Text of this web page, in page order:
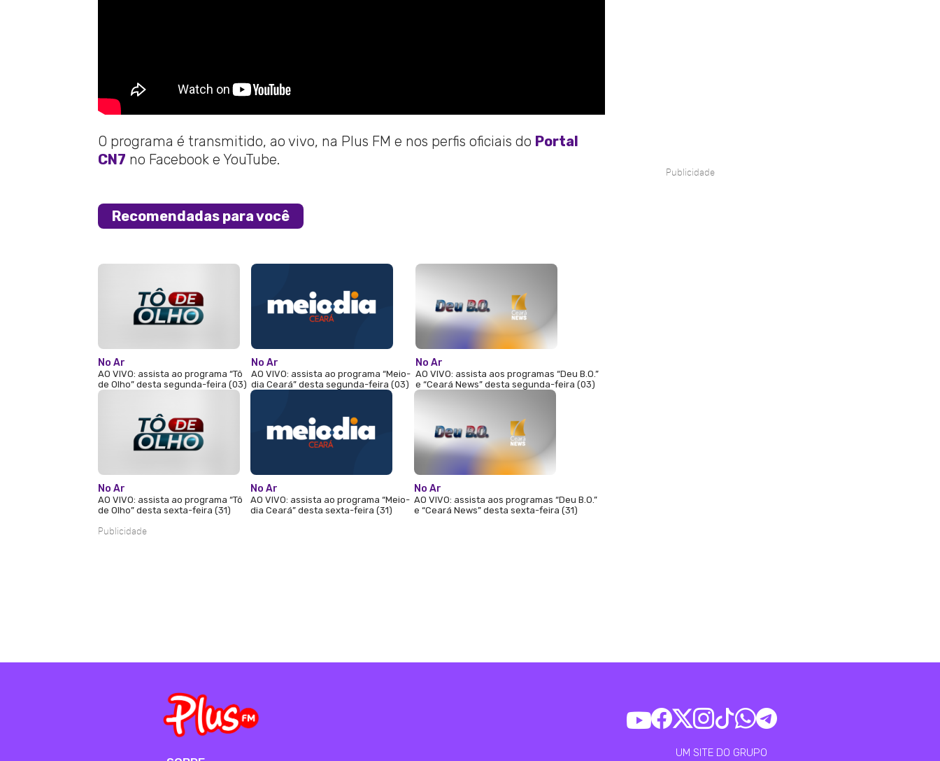
O programa é transmitido, ao vivo, na Plus FM e nos perfis oficiais do Portal
CN7 no Facebook e YouTube.
Recomendadas para você
No Ar
AO VIVO: assista ao programa “Tô
de Olho” desta segunda-feira (03)
No Ar
AO VIVO: assista ao programa “Meio-
dia Ceará” desta segunda-feira (03)
No Ar
AO VIVO: assista aos programas “Deu B.O.”
e “Ceará News” desta segunda-feira (03)
No Ar
AO VIVO: assista ao programa “Tô
de Olho” desta sexta-feira (31)
No Ar
AO VIVO: assista ao programa “Meio-
dia Ceará” desta sexta-feira (31)
No Ar
AO VIVO: assista aos programas “Deu B.O.”
e “Ceará News” desta sexta-feira (31)
Publicidade
Publicidade
UM SITE DO GRUPO